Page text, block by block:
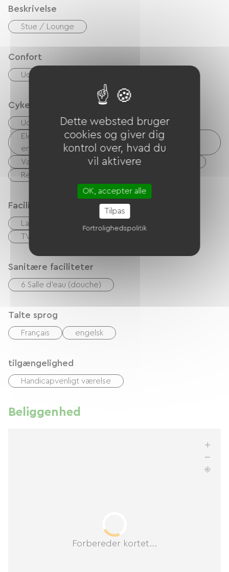
Beskrivelse
Stue / Lounge
Confort
Udendørs spiseplads
Cykelmodtagelsestjenester
Udstyr til rengøring af cykler
Elektrisk ladepunkt (til elcykelbatterier, GPS-
enheder osv.)
Vaskerifaciliteter til rådighed (gratis eller betalt)
Reparationssæt
Faciliteter
Lav linge
TV
Sanitære faciliteter
6 Salle d'eau (douche)
Talte sprog
Français engelsk
tilgængelighed
Handicapvenligt værelse
Beliggenhed
Forbereder kortet...
Dette websted bruger
cookies og giver dig
kontrol over, hvad du
vil aktivere
OK, accepter alle
Tilpas
Fortrolighedspolitik